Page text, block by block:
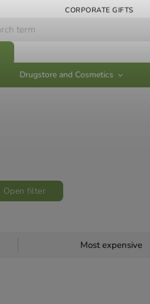
CORPORATE GIFTS
Drugstore and Cosmetics
Open filter
Most expensive